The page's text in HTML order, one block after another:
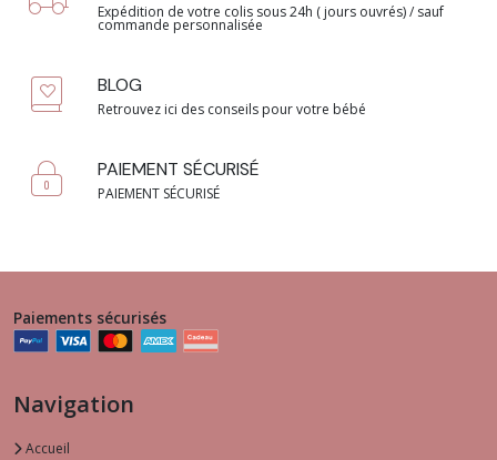
Expédition de votre colis sous 24h ( jours ouvrés) / sauf
commande personnalisée
BLOG
Retrouvez ici des conseils pour votre bébé
PAIEMENT SÉCURISÉ
PAIEMENT SÉCURISÉ
Paiements sécurisés
Navigation
Accueil